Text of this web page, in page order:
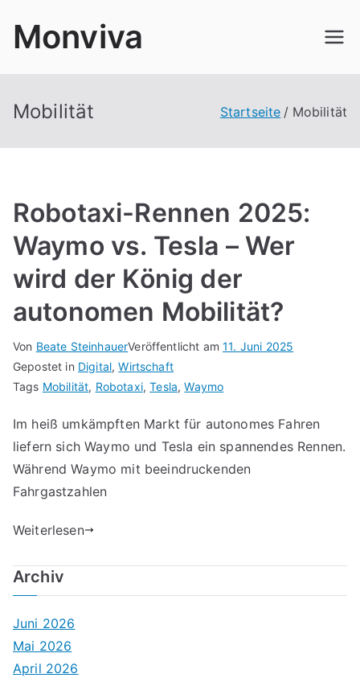
InhaltMonviva
Mobilität Startseite Mobilität
Robotaxi-Rennen 2025:
Waymo vs. Tesla – Wer
wird der König der
autonomen Mobilität?
Von Beate SteinhauerVeröffentlicht am11. Juni 2025
Gepostet in Digital,Wirtschaft
Tags Mobilität, Robotaxi,Tesla,Waymo
Im heiß umkämpften Markt für autonomes Fahren
liefern sich Waymo und Tesla ein spannendes Rennen.
Während Waymo mit beeindruckenden
Fahrgastzahlen
Weiterlesen
Archiv
Juni 2026
Mai 2026
April 2026